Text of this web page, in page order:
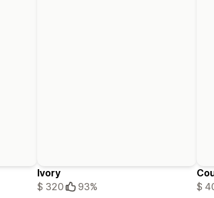
Ivory
$ 320
93%
$